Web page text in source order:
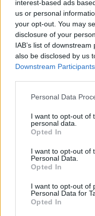
interest-based ads
us or personal
your opt-out. You may
disclosure of your
IAB’s list of
also be disclosed by us
Downstream Participants
Please note that this
not limited to your visit
grant or deny consent
use your data for below
consent section.
Personal Data
I want to opt-out of
personal data.
Opted In
I want to opt-out of
Personal Data.
Opted In
I want to opt-out of
Personal Data for
Opted In
Irvine győzelmével
Miután az Orosz
biztosan nem
kommentálta az
hogy a malájok
hogy az F1
mérhesse össze a